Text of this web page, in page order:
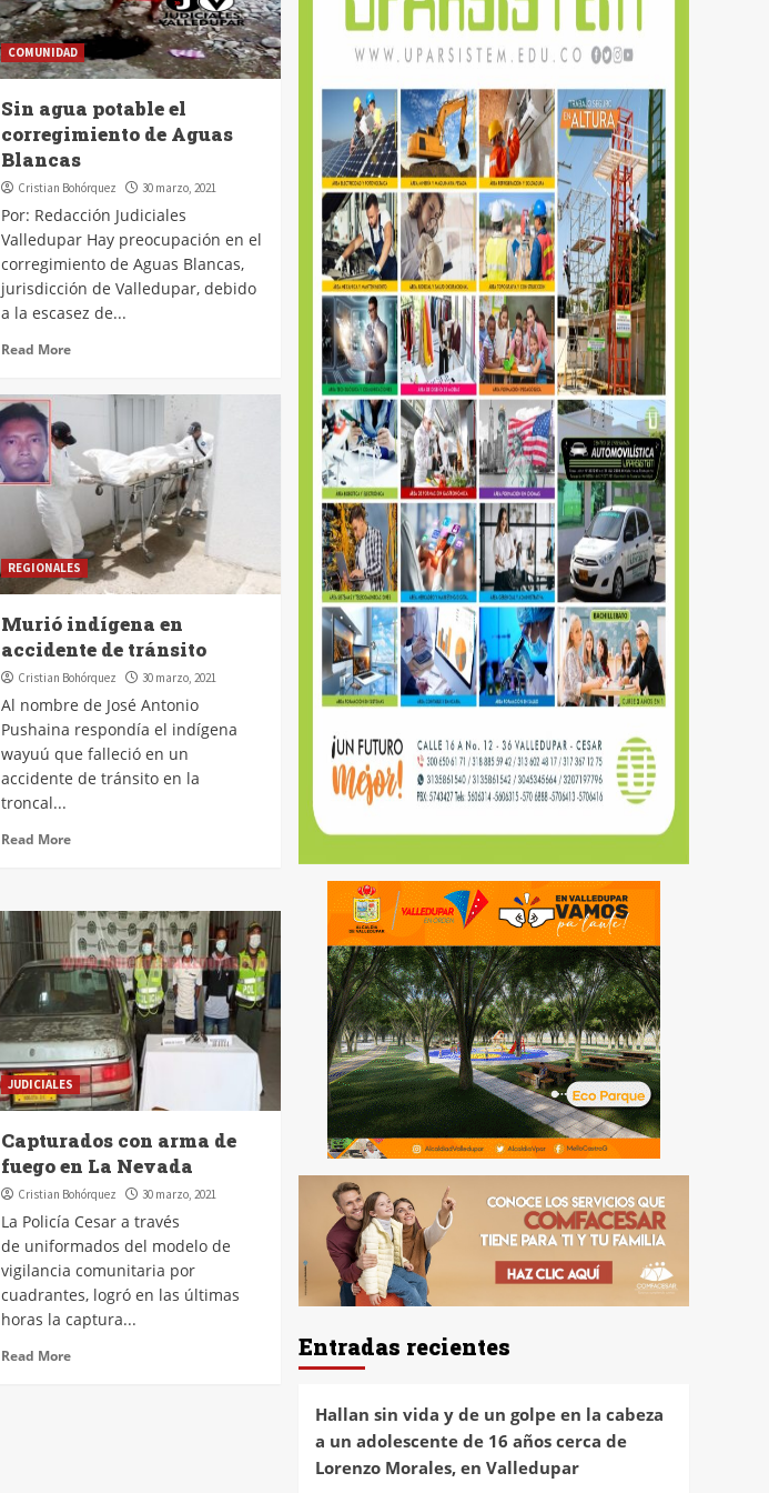
COMUNIDAD
Sin agua potable el
corregimiento de Aguas
Blancas
Cristian Bohórquez 30 marzo, 2021
Por: Redacción Judiciales
Valledupar Hay preocupación en el
corregimiento de Aguas Blancas,
jurisdicción de Valledupar, debido
a la escasez de...
Read More
REGIONALES
Murió indígena en
accidente de tránsito
Cristian Bohórquez 30 marzo, 2021
Al nombre de José Antonio
Pushaina respondía el indígena
wayuú que falleció en un
accidente de tránsito en la
troncal...
Read More
JUDICIALES
Capturados con arma de
fuego en La Nevada
Cristian Bohórquez 30 marzo, 2021
La Policía Cesar a través
de uniformados del modelo de
vigilancia comunitaria por
cuadrantes, logró en las últimas
horas la captura...
Read More Entradas recientes
Hallan sin vida y de un golpe en la cabeza
a un adolescente de 16 años cerca de
Lorenzo Morales, en Valledupar